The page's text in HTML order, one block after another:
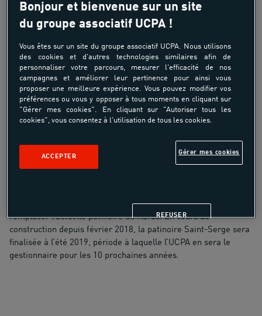
L'UCPA gestionnaire de la future patinoire
quartier Saint-Serge, cette double patinoire a pour vocation de
remplacer l’actuelle patinoire du Haras. En cours de
construction depuis février 2018, la patinoire Saint-Serge sera
finalisée à l’été 2019, période à laquelle l’UCPA en sera le
gestionnaire pour les 10 prochaines années.
Bonjour et bienvenue sur un site
du groupe associatif UCPA !
Vous êtes sur un site du groupe associatif UCPA. Nous utilisons
des cookies et d'autres technologies similaires afin de
personnaliser votre parcours, mesurer l'efficacité de nos
campagnes et améliorer leur pertinence pour ainsi vous
proposer une meilleure expérience. Vous pouvez modifier vos
préférences ou vous y opposer à tous moments en cliquant sur
"Gérer mes cookies". En cliquant sur "Autoriser tous les
cookies", vous consentez à l'utilisation de tous les cookies.
Gérer mes cookies
REFUSER
ACCEPTER